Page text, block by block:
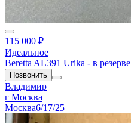
115 000 ₽
Идеальное
Beretta AL391 Urika - в резерве
Позвонить
Владимир
г Москва
Москва6/17/25